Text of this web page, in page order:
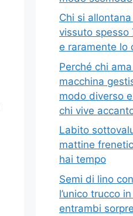
Chi si
vissuto spesso
e raramente lo
Perché chi
macchina
modo diverso
chi vive
Labito
mattine
hai tempo
Semi di lino
l’unico trucco
entrambi